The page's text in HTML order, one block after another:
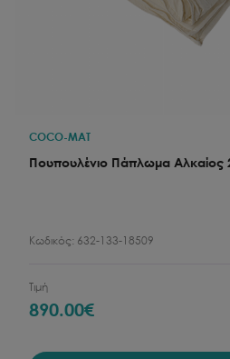
COCO-MAT
Πουπουλένιο Πάπλωμα Αλκαίος
Κωδικός: 632-133-18509
Τιμή
890.00€